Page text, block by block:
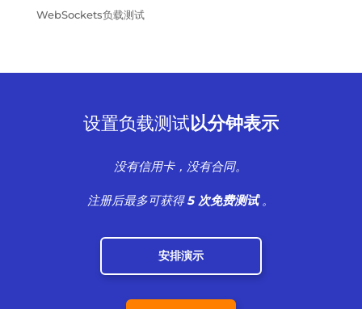
WebSockets负载测试
设置负载测试以分钟表示
没有信用卡，没有合同。
注册后最多可获得5 次免费测试。
安排演示